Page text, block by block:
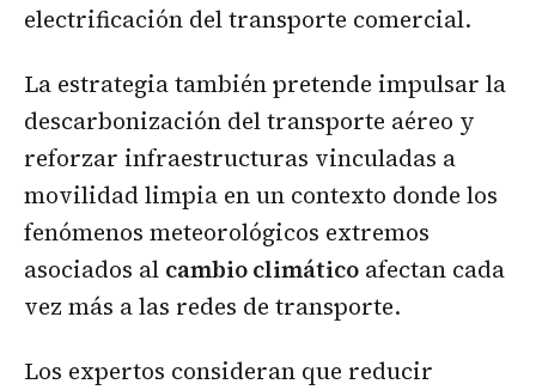
electrificación del transporte comercial.
La estrategia también pretende impulsar la
descarbonización del transporte aéreo y
reforzar infraestructuras vinculadas a
movilidad limpia en un contexto donde los
fenómenos meteorológicos extremos
asociados al cambio climático afectan cada
vez más a las redes de transporte.
Los expertos consideran que reducir